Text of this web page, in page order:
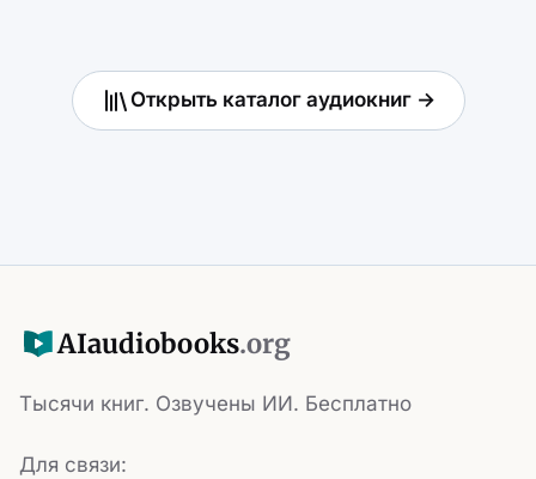
Открыть каталог аудиокниг →
AIaudiobooks.org
Тысячи книг. Озвучены ИИ. Бесплатно
Для связи: